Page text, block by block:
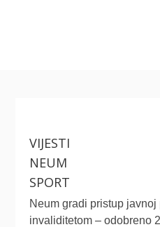
VIJESTI
NEUM
SPORT
Neum gradi pristup
invaliditetom – odobreno